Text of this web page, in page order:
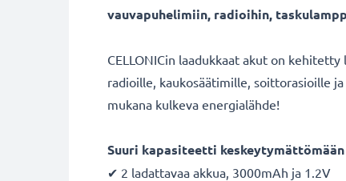
vauvapuhelimiin, radioihin,
CELLONICin laadukkaat akut on
radioille, kaukosäätimille, soittorasioille
mukana kulkeva energialähde!
Suuri kapasiteetti
✔ 2 ladattavaa akkua, 3000mAh ja 1.2V